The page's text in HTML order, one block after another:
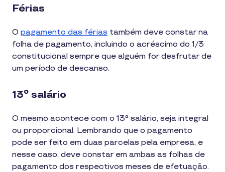
Férias
O pagamento das férias também deve constar na
folha de pagamento, incluindo o acréscimo do 1/3
constitucional sempre que alguém for desfrutar de
um período de descanso.
13º salário
O mesmo acontece com o 13° salário, seja integral
ou proporcional. Lembrando que o pagamento
pode ser feito em duas parcelas pela empresa, e
nesse caso, deve constar em ambas as folhas de
pagamento dos respectivos meses de efetuação.